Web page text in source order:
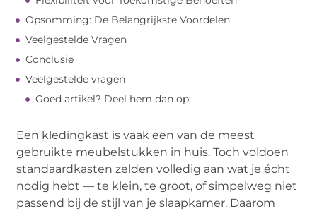
Opsomming: De Belangrijkste Voordelen
Veelgestelde Vragen
Conclusie
Veelgestelde vragen
Goed artikel? Deel hem dan op:
Een kledingkast is vaak een van de meest
gebruikte meubelstukken in huis. Toch voldoen
standaardkasten zelden volledig aan wat je écht
nodig hebt — te klein, te groot, of simpelweg niet
passend bij de stijl van je slaapkamer. Daarom